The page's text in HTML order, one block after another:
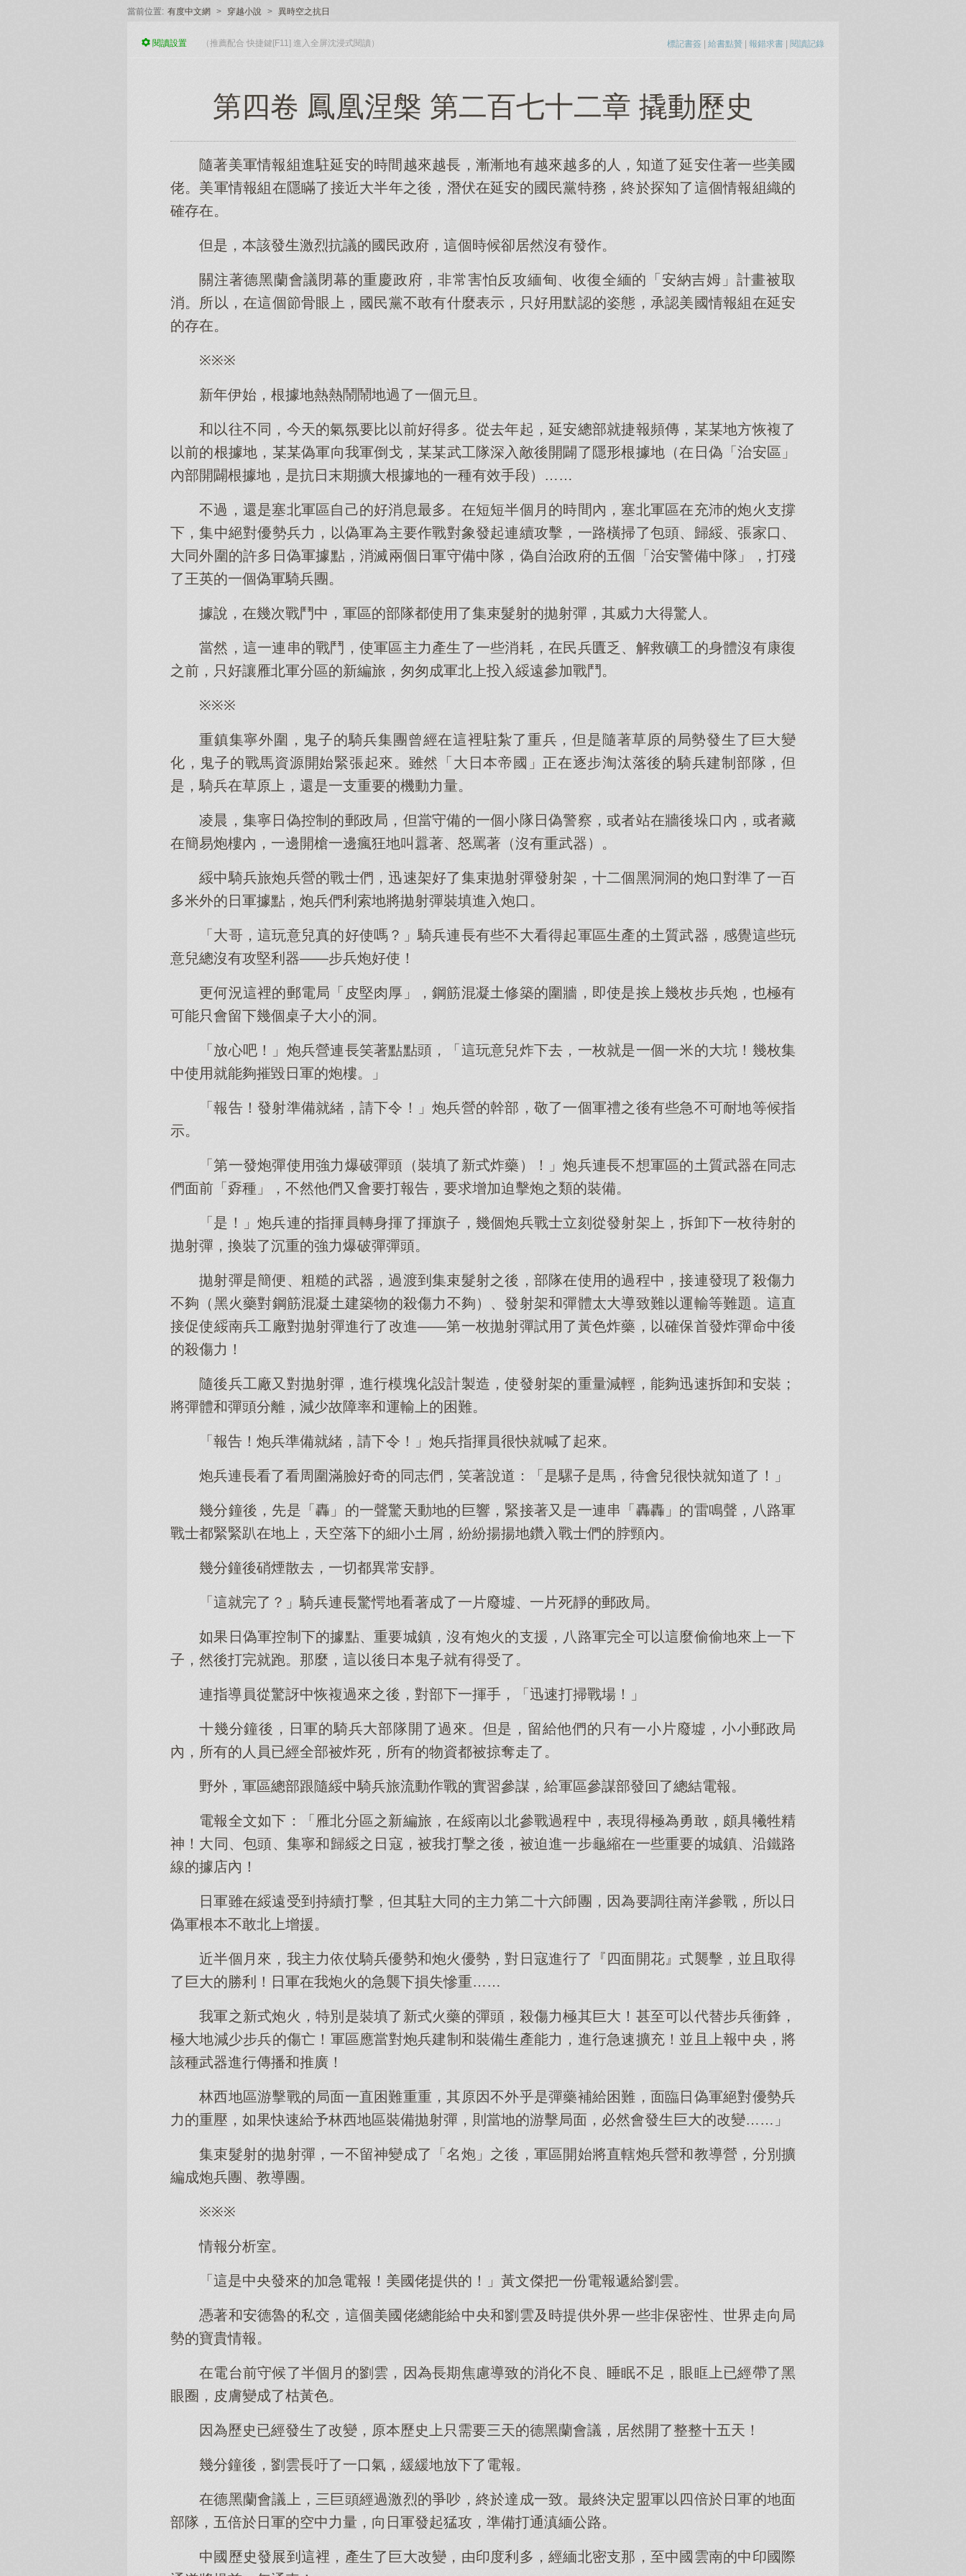
當前位置: 有度中文網 > 穿越小說 > 異時空之抗日
標記書簽 | 給書點贊 | 報錯求書 | 閱讀記錄
閱讀設置 （推薦配合 快捷鍵[F11] 進入全屏沈浸式閱讀）
第四卷 鳳凰涅槃 第二百七十二章 撬動歷史
隨著美軍情報組進駐延安的時間越來越長，漸漸地有越來越多的人，知道了延安住著一些美國
佬。美軍情報組在隱瞞了接近大半年之後，潛伏在延安的國民黨特務，終於探知了這個情報組織的
確存在。
但是，本該發生激烈抗議的國民政府，這個時候卻居然沒有發作。
關注著德黑蘭會議閉幕的重慶政府，非常害怕反攻緬甸、收復全緬的「安納吉姆」計畫被取
消。所以，在這個節骨眼上，國民黨不敢有什麼表示，只好用默認的姿態，承認美國情報組在延安
的存在。
※※※
新年伊始，根據地熱熱鬧鬧地過了一個元旦。
和以往不同，今天的氣氛要比以前好得多。從去年起，延安總部就捷報頻傳，某某地方恢複了
以前的根據地，某某偽軍向我軍倒戈，某某武工隊深入敵後開闢了隱形根據地（在日偽「治安區」
內部開闢根據地，是抗日末期擴大根據地的一種有效手段）……
不過，還是塞北軍區自己的好消息最多。在短短半個月的時間內，塞北軍區在充沛的炮火支撐
下，集中絕對優勢兵力，以偽軍為主要作戰對象發起連續攻擊，一路橫掃了包頭、歸綏、張家口、
大同外圍的許多日偽軍據點，消滅兩個日軍守備中隊，偽自治政府的五個「治安警備中隊」，打殘
了王英的一個偽軍騎兵團。
據說，在幾次戰鬥中，軍區的部隊都使用了集束髮射的拋射彈，其威力大得驚人。
當然，這一連串的戰鬥，使軍區主力產生了一些消耗，在民兵匱乏、解救礦工的身體沒有康復
之前，只好讓雁北軍分區的新編旅，匆匆成軍北上投入綏遠參加戰鬥。
※※※
重鎮集寧外圍，鬼子的騎兵集團曾經在這裡駐紮了重兵，但是隨著草原的局勢發生了巨大變
化，鬼子的戰馬資源開始緊張起來。雖然「大日本帝國」正在逐步淘汰落後的騎兵建制部隊，但
是，騎兵在草原上，還是一支重要的機動力量。
凌晨，集寧日偽控制的郵政局，但當守備的一個小隊日偽警察，或者站在牆後垛口內，或者藏
在簡易炮樓內，一邊開槍一邊瘋狂地叫囂著、怒罵著（沒有重武器）。
綏中騎兵旅炮兵營的戰士們，迅速架好了集束拋射彈發射架，十二個黑洞洞的炮口對準了一百
多米外的日軍據點，炮兵們利索地將拋射彈裝填進入炮口。
「大哥，這玩意兒真的好使嗎？」騎兵連長有些不大看得起軍區生產的土質武器，感覺這些玩
意兒總沒有攻堅利器——步兵炮好使！
更何況這裡的郵電局「皮堅肉厚」，鋼筋混凝土修築的圍牆，即使是挨上幾枚步兵炮，也極有
可能只會留下幾個桌子大小的洞。
「放心吧！」炮兵營連長笑著點點頭，「這玩意兒炸下去，一枚就是一個一米的大坑！幾枚集
中使用就能夠摧毀日軍的炮樓。」
「報告！發射準備就緒，請下令！」炮兵營的幹部，敬了一個軍禮之後有些急不可耐地等候指
示。
「第一發炮彈使用強力爆破彈頭（裝填了新式炸藥）！」炮兵連長不想軍區的土質武器在同志
們面前「孬種」，不然他們又會要打報告，要求增加迫擊炮之類的裝備。
「是！」炮兵連的指揮員轉身揮了揮旗子，幾個炮兵戰士立刻從發射架上，拆卸下一枚待射的
拋射彈，換裝了沉重的強力爆破彈彈頭。
拋射彈是簡便、粗糙的武器，過渡到集束髮射之後，部隊在使用的過程中，接連發現了殺傷力
不夠（黑火藥對鋼筋混凝土建築物的殺傷力不夠）、發射架和彈體太大導致難以運輸等難題。這直
接促使綏南兵工廠對拋射彈進行了改進——第一枚拋射彈試用了黃色炸藥，以確保首發炸彈命中後
的殺傷力！
隨後兵工廠又對拋射彈，進行模塊化設計製造，使發射架的重量減輕，能夠迅速拆卸和安裝；
將彈體和彈頭分離，減少故障率和運輸上的困難。
「報告！炮兵準備就緒，請下令！」炮兵指揮員很快就喊了起來。
炮兵連長看了看周圍滿臉好奇的同志們，笑著說道：「是騾子是馬，待會兒很快就知道了！」
幾分鐘後，先是「轟」的一聲驚天動地的巨響，緊接著又是一連串「轟轟」的雷鳴聲，八路軍
戰士都緊緊趴在地上，天空落下的細小土屑，紛紛揚揚地鑽入戰士們的脖頸內。
幾分鐘後硝煙散去，一切都異常安靜。
「這就完了？」騎兵連長驚愕地看著成了一片廢墟、一片死靜的郵政局。
如果日偽軍控制下的據點、重要城鎮，沒有炮火的支援，八路軍完全可以這麼偷偷地來上一下
子，然後打完就跑。那麼，這以後日本鬼子就有得受了。
連指導員從驚訝中恢複過來之後，對部下一揮手，「迅速打掃戰場！」
十幾分鐘後，日軍的騎兵大部隊開了過來。但是，留給他們的只有一小片廢墟，小小郵政局
內，所有的人員已經全部被炸死，所有的物資都被掠奪走了。
野外，軍區總部跟隨綏中騎兵旅流動作戰的實習參謀，給軍區參謀部發回了總結電報。
電報全文如下：「雁北分區之新編旅，在綏南以北參戰過程中，表現得極為勇敢，頗具犧牲精
神！大同、包頭、集寧和歸綏之日寇，被我打擊之後，被迫進一步龜縮在一些重要的城鎮、沿鐵路
線的據店內！
日軍雖在綏遠受到持續打擊，但其駐大同的主力第二十六師團，因為要調往南洋參戰，所以日
偽軍根本不敢北上增援。
近半個月來，我主力依仗騎兵優勢和炮火優勢，對日寇進行了『四面開花』式襲擊，並且取得
了巨大的勝利！日軍在我炮火的急襲下損失慘重……
我軍之新式炮火，特別是裝填了新式火藥的彈頭，殺傷力極其巨大！甚至可以代替步兵衝鋒，
極大地減少步兵的傷亡！軍區應當對炮兵建制和裝備生產能力，進行急速擴充！並且上報中央，將
該種武器進行傳播和推廣！
林西地區游擊戰的局面一直困難重重，其原因不外乎是彈藥補給困難，面臨日偽軍絕對優勢兵
力的重壓，如果快速給予林西地區裝備拋射彈，則當地的游擊局面，必然會發生巨大的改變……」
集束髮射的拋射彈，一不留神變成了「名炮」之後，軍區開始將直轄炮兵營和教導營，分別擴
編成炮兵團、教導團。
※※※
情報分析室。
「這是中央發來的加急電報！美國佬提供的！」黃文傑把一份電報遞給劉雲。
憑著和安德魯的私交，這個美國佬總能給中央和劉雲及時提供外界一些非保密性、世界走向局
勢的寶貴情報。
在電台前守候了半個月的劉雲，因為長期焦慮導致的消化不良、睡眠不足，眼眶上已經帶了黑
眼圈，皮膚變成了枯黃色。
因為歷史已經發生了改變，原本歷史上只需要三天的德黑蘭會議，居然開了整整十五天！
幾分鐘後，劉雲長吁了一口氣，緩緩地放下了電報。
在德黑蘭會議上，三巨頭經過激烈的爭吵，終於達成一致。最終決定盟軍以四倍於日軍的地面
部隊，五倍於日軍的空中力量，向日軍發起猛攻，準備打通滇緬公路。
中國歷史發展到這裡，產生了巨大改變，由印度利多，經緬北密支那，至中國雲南的中印國際